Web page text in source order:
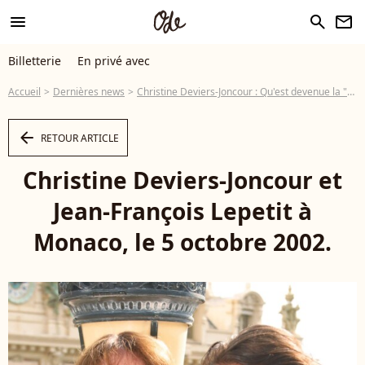
menu search newsletter
Billetterie En privé avec
Accueil Dernières news Christine Deviers-Joncour : Qu'est devenue la "putain de la République" ?
arrow_left RETOUR ARTICLE
Christine Deviers-Joncour et
Jean-François Lepetit à
Monaco, le 5 octobre 2002.